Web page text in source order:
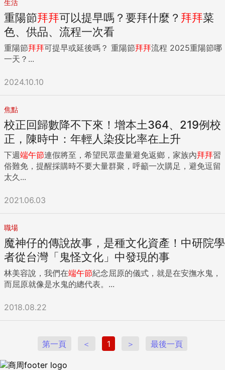
生活
重陽節拜拜可以提早嗎？要拜什麼？ 拜拜菜
色、供品、流程一次看
重陽節拜拜 可提早或延後嗎？ 重陽節拜拜流程 2025重陽節哪
一天？...
2024.10.10
焦點
校正回歸數降不下來！增本土364、219例校
正，陳時中：年輕人染疫比率在上升
下週端午節連假將至，希望民眾盡量避免返鄉，家族內拜拜習
俗難免，提醒採購時不要大量群聚，呼籲一次購足，避免逗留
太久...
2021.06.03
職場
魔神仔的傳說故事，是種文化資產！中研院學
者從台灣「鬼怪文化」中發現的事
林美容說，我們在端午節紀念屈原的儀式，就是在安撫水鬼，
而屈原就像是水鬼的總代表。...
2018.08.22
第一頁 ＜ 1 ＞ 最後一頁